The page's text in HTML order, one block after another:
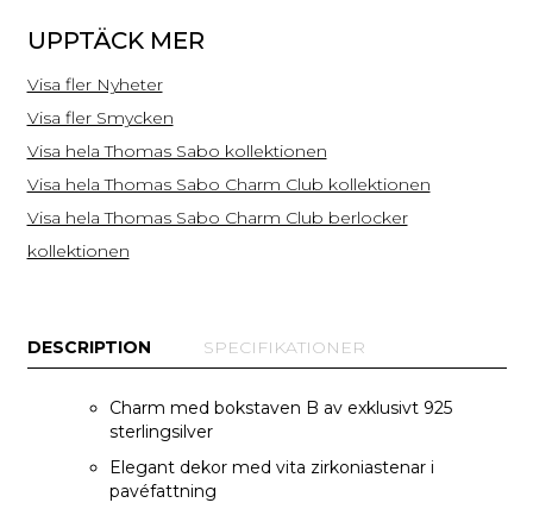
UPPTÄCK MER
Visa fler Nyheter
Visa fler Smycken
Visa hela Thomas Sabo kollektionen
Visa hela Thomas Sabo Charm Club kollektionen
Visa hela Thomas Sabo Charm Club berlocker
kollektionen
DESCRIPTION SPECIFIKATIONER
Charm med bokstaven B av exklusivt 925
sterlingsilver
Elegant dekor med vita zirkoniastenar i
pavéfattning